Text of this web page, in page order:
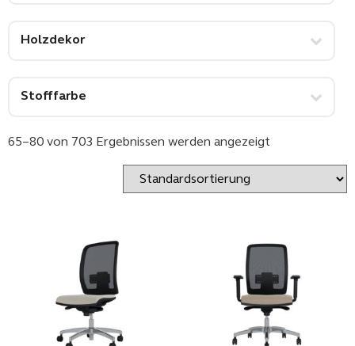
Holzdekor
Stofffarbe
65–80 von 703 Ergebnissen werden angezeigt